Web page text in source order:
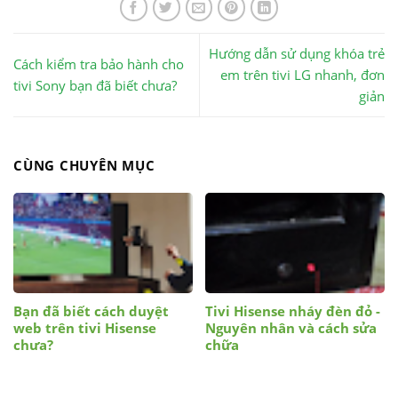
Cách kiểm tra bảo hành cho
tivi Sony bạn đã biết chưa?
Hướng dẫn sử dụng khóa trẻ
em trên tivi LG nhanh, đơn
giản
CÙNG CHUYÊN MỤC
Bạn đã biết cách duyệt
web trên tivi Hisense
chưa?
Tivi Hisense nháy đèn đỏ -
Nguyên nhân và cách sửa
chữa